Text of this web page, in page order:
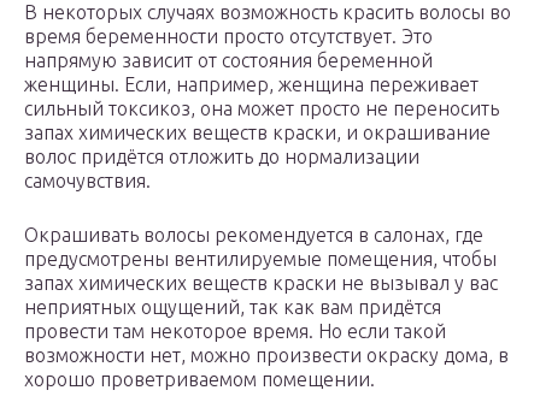
В некоторых случаях возможность красить волосы во
время беременности просто отсутствует. Это
напрямую зависит от состояния беременной
женщины. Если, например, женщина переживает
сильный токсикоз, она может просто не переносить
запах химических веществ краски, и окрашивание
волос придётся отложить до нормализации
самочувствия.
Окрашивать волосы рекомендуется в салонах, где
предусмотрены вентилируемые помещения, чтобы
запах химических веществ краски не вызывал у вас
неприятных ощущений, так как вам придётся
провести там некоторое время. Но если такой
возможности нет, можно произвести окраску дома, в
хорошо проветриваемом помещении.